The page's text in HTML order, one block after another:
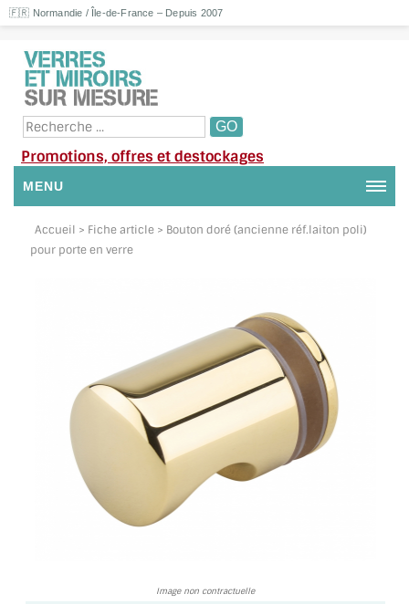
🇫🇷 Normandie / Île-de-France – Depuis 2007
Promotions, offres et destockages
MENU
NOUS CONTACTER
SUIVI DE COMMANDE
TOUS LES TARIFS AU M2
GUIDE : CHOIX PAR UTILISATION
INSPIRATIONS ET NOUVEAUTÉS
MIROIRS VIEILLIS AMBIANCE BRASSERIE
Accueil > Fiche article > Bouton doré (ancienne réf.laiton poli)
pour porte en verre
Image non contractuelle